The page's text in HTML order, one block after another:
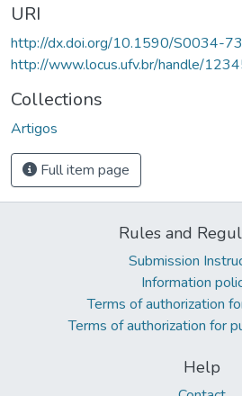
URI
http://dx.doi.org/10.1590/S0034-
http://www.locus.ufv.br/handle/
Collections
Artigos
Full item page
Rules and
Submission
Information
Terms of authorization
Terms of authorization for
Help